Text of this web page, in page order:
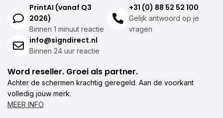
PrintAI (vanaf Q3
2026)
Binnen 1 minuut reactie
+31 (0) 88 52 52 100
Gelijk antwoord op je
vragen
info@signdirect.nl
Binnen 24 uur reactie
Word reseller. Groei als partner.
Achter de schermen krachtig geregeld. Aan de voorkant
volledig jouw merk.
MEER INFO